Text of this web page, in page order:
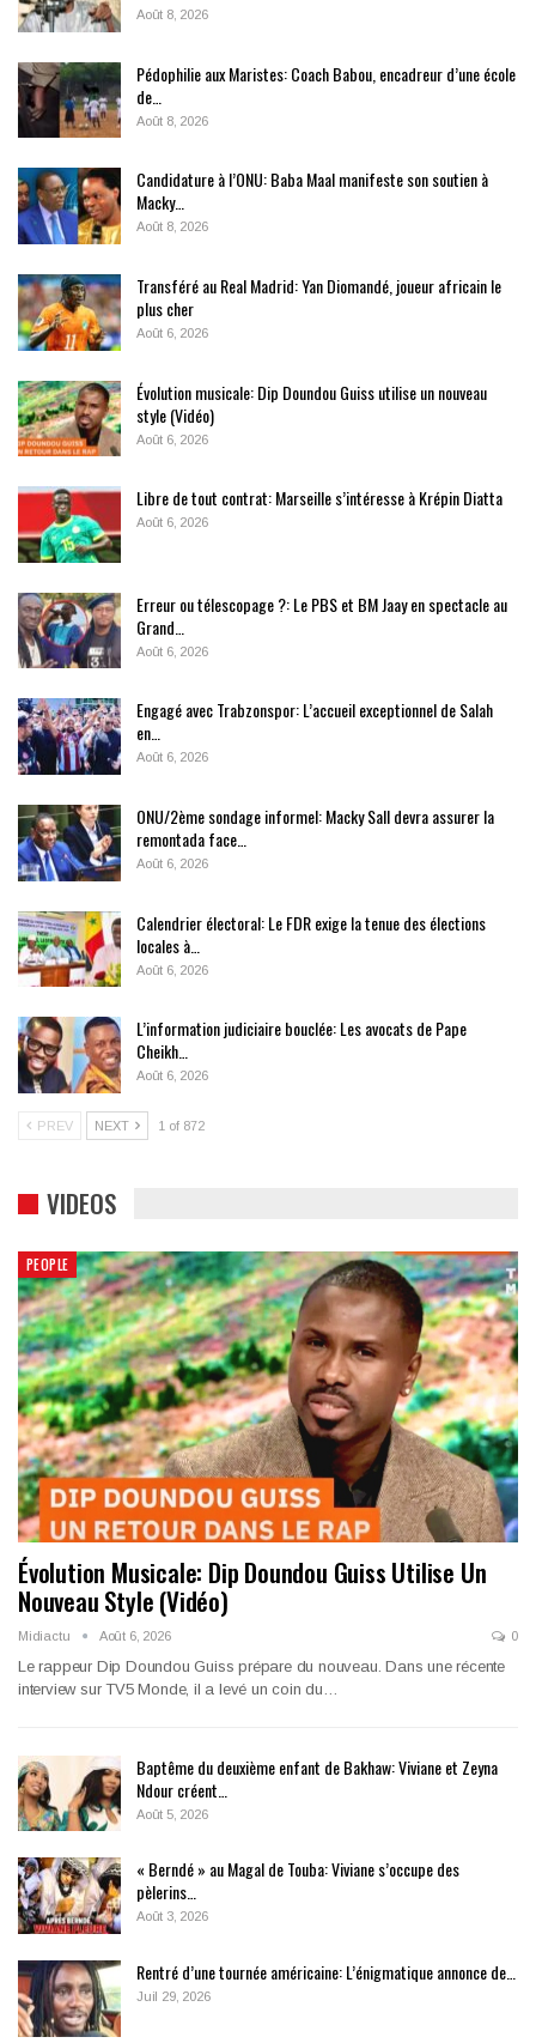
Août 8, 2026
Pédophilie aux Maristes: Coach Babou, encadreur d’une école
de…
Août 8, 2026
Candidature à l’ONU: Baba Maal manifeste son soutien à
Macky…
Août 8, 2026
Transféré au Real Madrid: Yan Diomandé, joueur africain le
plus cher
Août 6, 2026
Évolution musicale: Dip Doundou Guiss utilise un nouveau
style (Vidéo)
Août 6, 2026
Libre de tout contrat: Marseille s’intéresse à Krépin Diatta
Août 6, 2026
Erreur ou télescopage ?: Le PBS et BM Jaay en spectacle au
Grand…
Août 6, 2026
Engagé avec Trabzonspor: L’accueil exceptionnel de Salah
en…
Août 6, 2026
ONU/2ème sondage informel: Macky Sall devra assurer la
remontada face…
Août 6, 2026
Calendrier électoral: Le FDR exige la tenue des élections
locales à…
Août 6, 2026
L’information judiciaire bouclée: Les avocats de Pape
Cheikh…
Août 6, 2026
PREV NEXT 1 of 872
VIDEOS
PEOPLE
Évolution Musicale: Dip Doundou Guiss Utilise Un
Nouveau Style (Vidéo)
Midiactu Août 6, 2026 0
Le rappeur Dip Doundou Guiss prépare du nouveau. Dans une récente
interview sur TV5 Monde, il a levé un coin du…
Baptême du deuxième enfant de Bakhaw: Viviane et Zeyna
Ndour créent…
Août 5, 2026
« Berndé » au Magal de Touba: Viviane s’occupe des
pèlerins…
Août 3, 2026
Rentré d’une tournée américaine: L’énigmatique annonce de…
Juil 29, 2026